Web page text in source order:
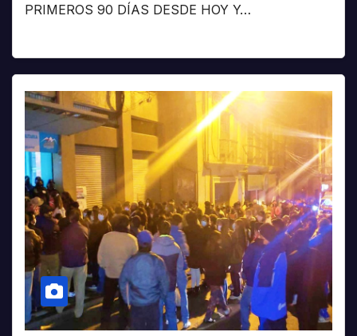
PRIMEROS 90 DÍAS DESDE HOY Y…